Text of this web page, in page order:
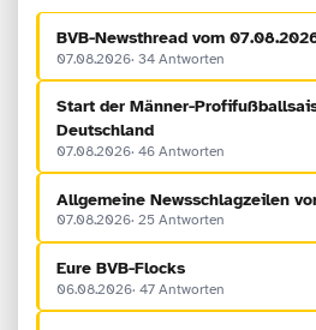
BVB-Newsthread vom
07.08.2026 34 Antworten
Start der Männer-
Deutschland
07.08.2026 46 Antworten
Allgemeine Newsschlagzeilen
07.08.2026 25 Antworten
Eure BVB-Flocks
06.08.2026 47 Antworten